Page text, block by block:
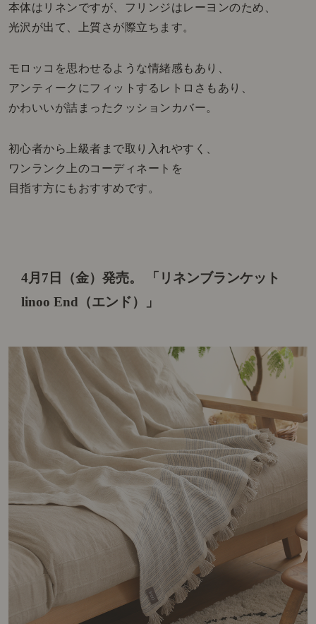
本体はリネンですが、フリンジはレーヨンのため、
光沢が出て、上質さが際立ちます。
モロッコを思わせるような情緒感もあり、
アンティークにフィットするレトロさもあり、
かわいいが詰まったクッションカバー。
初心者から上級者まで取り入れやすく、
ワンランク上のコーディネートを
目指す方にもおすすめです。
4月7日（金）発売。
「リネンブランケット
linoo End（エンド）」